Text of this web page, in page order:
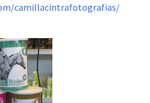
camillacintrafotografias/